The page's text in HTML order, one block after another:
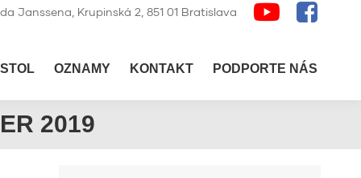
Janssena, Krupinská 2, 851 01 Bratislava
OZNAMY KONTAKT PODPORTE NÁS
2019